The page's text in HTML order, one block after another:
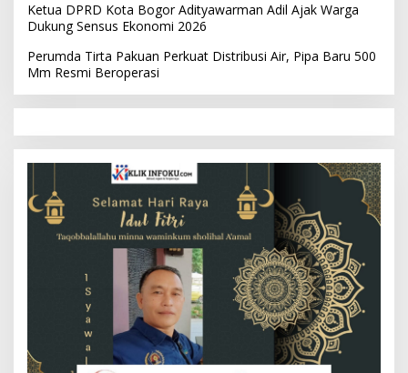
Ketua DPRD Kota Bogor Adityawarman Adil Ajak Warga
Dukung Sensus Ekonomi 2026
Perumda Tirta Pakuan Perkuat Distribusi Air, Pipa Baru 500
Mm Resmi Beroperasi